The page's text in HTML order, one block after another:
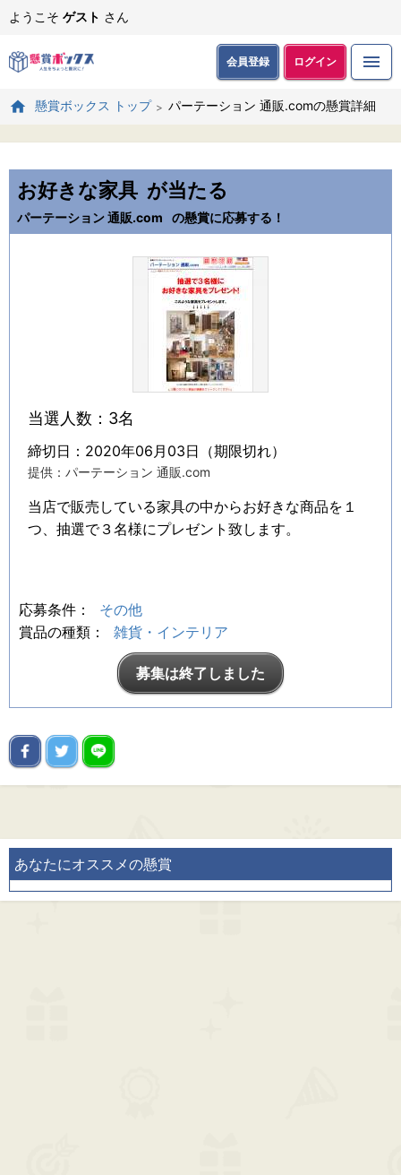
ようこそ ゲスト さん
会員登録 ログイン
懸賞ボックス トップ パーテーション 通販.comの懸賞詳細
お好きな家具 が当たる
パーテーション 通販.com の懸賞に応募する！
当選人数：3名
締切日：2020年06月03日（期限切れ）
提供：パーテーション 通販.com
当店で販売している家具の中からお好きな商品を１
つ、抽選で３名様にプレゼント致します。
応募条件：
その他
賞品の種類：
雑貨・インテリア
募集は終了しました
あなたにオススメの懸賞